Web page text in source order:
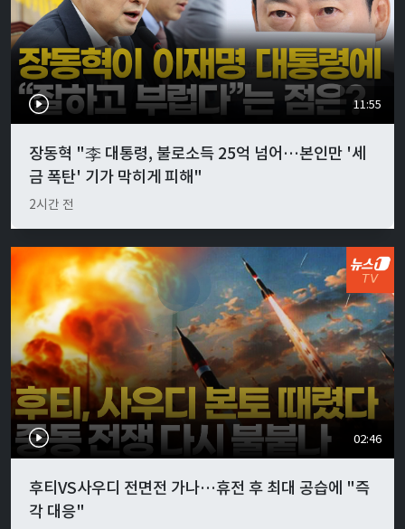
11:55
장동혁 "李 대통령, 불로소득 25억 넘어…본인만 '세
금 폭탄' 기가 막히게 피해"
2시간 전
02:46
후티VS사우디 전면전 가나…휴전 후 최대 공습에 "즉
각 대응"